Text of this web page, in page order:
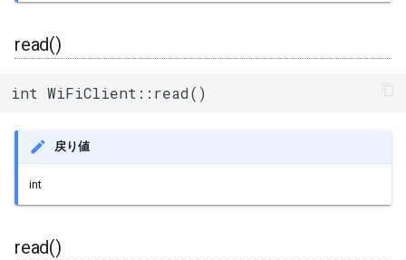
read()
int WiFiClient::read()
戻り値
int
read()